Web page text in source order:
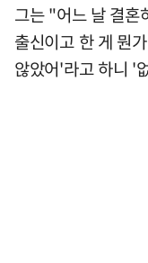
그는 "어느 날 결혼
출신이고 한 게 뭔
않았어'라고 하니 '